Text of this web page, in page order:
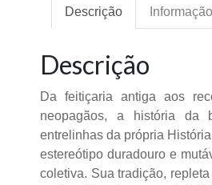
Descrição
Descrição
Da feitiçaria antiga aos
neopagãos, a história da
entrelinhas da própria
estereótipo duradouro e
coletiva. Sua tradição,